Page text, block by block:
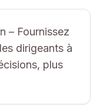
– Fournissez
dirigeants à
plus